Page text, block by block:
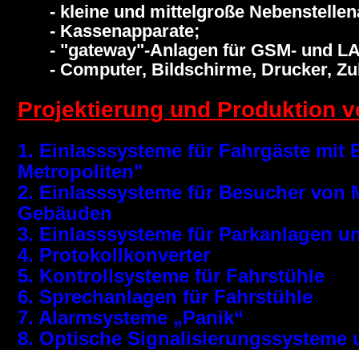
- kleine und mittelgroße
- Kassenapparate;
- "gateway"-Anlagen für GSM- und
- Computer, Bildschirme, Drucker,
Projektierung und Produktion
1. Einlasssysteme für Fahrgäste
Metropoliten"
2. Einlasssysteme für Besucher von
Gebäuden
3. Einlasssysteme für Parkanlagen
4. Protokollkonverter
5. Kontrollsysteme für Fahrstühle
6. Sprechanlagen für Fahrstühle
7. Alarmsysteme „Panik“
8. Optische Signalisierungssysteme